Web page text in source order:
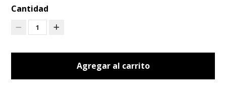
Cantidad
1
Agregar al carrito